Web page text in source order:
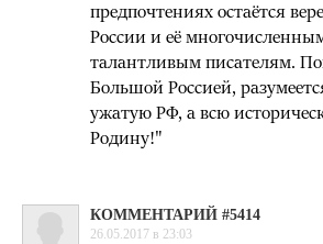
предпочтениях остаётся
России и её
талантливым писателям.
Большой Россией,
ужатую РФ, а всю
Родину!"
КОММЕНТАРИЙ #5414
26.05.2017 в 23:03